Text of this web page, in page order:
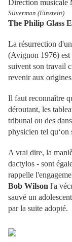
Direction musicale
Silverman (Einstein)
The Philip Glass
La résurrection
(Avignon 1976) est
suivent son travail
revenir aux
Il faut reconnaître
déroutant, les
tribunal ou des
physicien tel qu‘on
A vrai dire, la
dactylos - sont
rappelle
Bob Wilson l'a
sauvé un
par la suite adopté.